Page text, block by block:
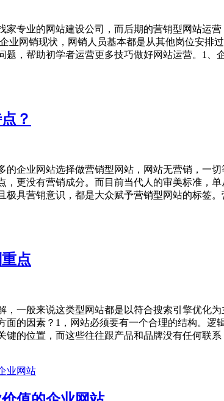
家专业的网站建设公司，而后期的营销型网站运
业网销现状，网销人员基本都是从其他岗位安
题，帮助初学者运营更多技巧做好网站运营。1、
？
的企业网站选择做营销型网站，网站无营销，一
，更没有营销成分。而目前当代人的审美标准，
极具营销意识，都是大众赋予营销型网站的标签。
点
，一般来说这类型网站都是以符合搜索引擎优化
面的因素？1，网站必须要有一个合理的结构。
键的位置，而这些往往跟产品和品牌没有任何联系